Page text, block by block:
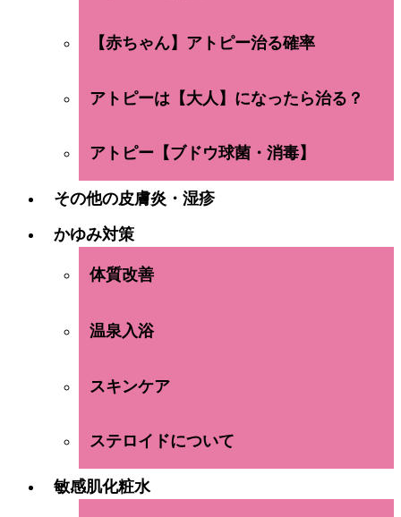
【赤ちゃん】アトピー治る確率
アトピーは【大人】になったら治る？
アトピー【ブドウ球菌・消毒】
その他の皮膚炎・湿疹
かゆみ対策
体質改善
温泉入浴
スキンケア
ステロイドについて
敏感肌化粧水